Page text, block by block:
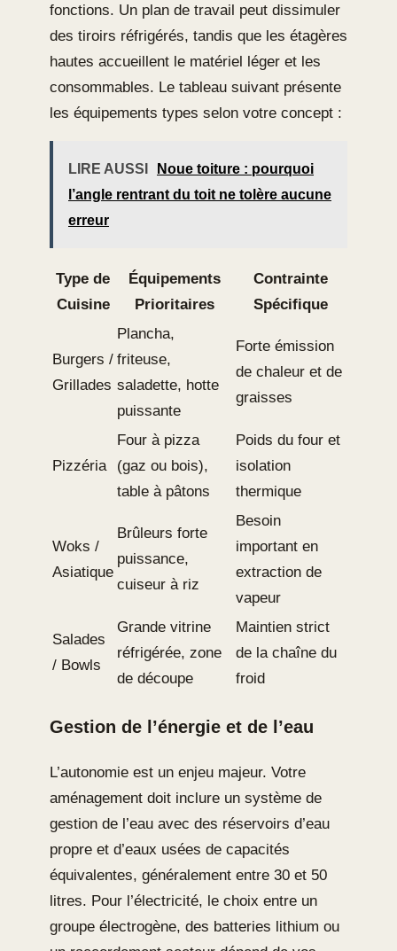
fonctions. Un plan de travail peut dissimuler
des tiroirs réfrigérés, tandis que les étagères
hautes accueillent le matériel léger et les
consommables. Le tableau suivant présente
les équipements types selon votre concept :
LIRE AUSSI
Noue toiture : pourquoi
l’angle rentrant du toit ne tolère aucune
erreur
Type de
Cuisine
Équipements
Prioritaires
Contrainte
Spécifique
Burgers /
Grillades
Plancha,
friteuse,
saladette, hotte
puissante
Forte émission
de chaleur et de
graisses
Pizzéria
Four à pizza
(gaz ou bois),
table à pâtons
Poids du four et
isolation
thermique
Woks /
Asiatique
Brûleurs forte
puissance,
cuiseur à riz
Besoin
important en
extraction de
vapeur
Salades
/ Bowls
Grande vitrine
réfrigérée, zone
de découpe
Maintien strict
de la chaîne du
froid
Gestion de l’énergie et de l’eau
L’autonomie est un enjeu majeur. Votre
aménagement doit inclure un système de
gestion de l’eau avec des réservoirs d’eau
propre et d’eaux usées de capacités
équivalentes, généralement entre 30 et 50
litres. Pour l’électricité, le choix entre un
groupe électrogène, des batteries lithium ou